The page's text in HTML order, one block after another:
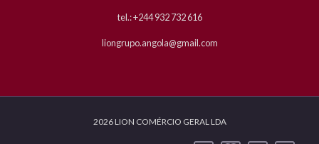
tel.: +244 932 732 616
liongrupo.angola@gmail.com
2026 LION COMÉRCIO GERAL LDA